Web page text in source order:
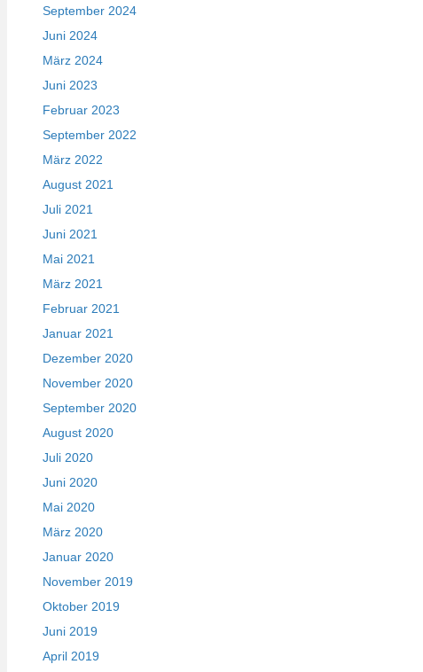
September 2024
Juni 2024
März 2024
Juni 2023
Februar 2023
September 2022
März 2022
August 2021
Juli 2021
Juni 2021
Mai 2021
März 2021
Februar 2021
Januar 2021
Dezember 2020
November 2020
September 2020
August 2020
Juli 2020
Juni 2020
Mai 2020
März 2020
Januar 2020
November 2019
Oktober 2019
Juni 2019
April 2019